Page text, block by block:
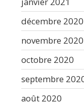
décembre 2020
novembre 2020
octobre 2020
septembre
août 2020